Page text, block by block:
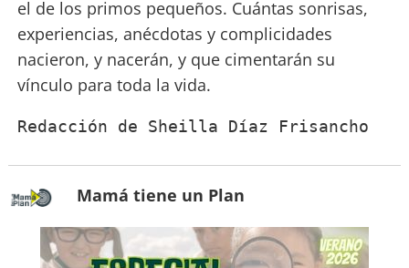
el de los primos pequeños. Cuántas sonrisas,
experiencias, anécdotas y complicidades
nacieron, y nacerán, y que cimentarán su
vínculo para toda la vida.
Redacción de Sheilla Díaz Frisancho
Mamá tiene un Plan